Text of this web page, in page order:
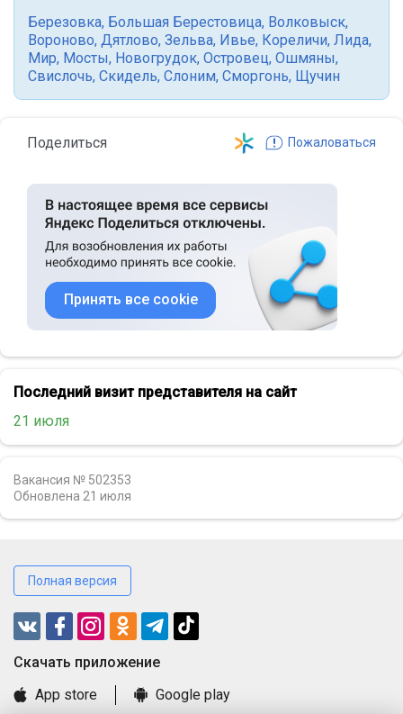
Березовка, Большая Берестовица, Волковыск,
Вороново, Дятлово, Зельва, Ивье, Кореличи, Лида,
Мир, Мосты, Новогрудок, Островец, Ошмяны,
Свислочь, Скидель, Слоним, Сморгонь, Щучин
Поделиться Пожаловаться
Принять все cookie
Последний визит представителя на сайт
21 июля
Вакансия № 502353
Обновлена 21 июля
Полная версия
Cкачать приложение
App store
Google play